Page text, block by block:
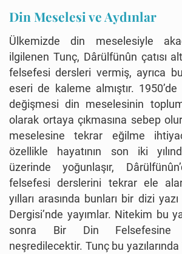
Din Meselesi ve Aydınlar
Ülkemizde din meselesiyle
ilgilenen Tunç, Dârülfünûn çatısı
felsefesi dersleri vermiş, ayrıca
eseri de kaleme almıştır.
değişmesi din meselesinin
olarak ortaya çıkmasına sebep
meselesine tekrar eğilme
özellikle hayatının son iki
üzerinde yoğunlaşır,
felsefesi derslerini tekrar ele
yılları arasında bunları bir dizi
Dergisi’nde yayımlar. Nitekim bu
sonra Bir Din Felsefesine
neşredilecektir. Tunç bu yazılarında